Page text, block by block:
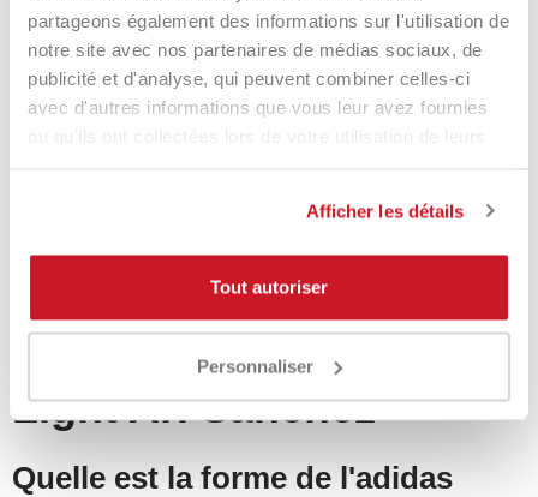
partageons également des informations sur l'utilisation de
notre site avec nos partenaires de médias sociaux, de
publicité et d'analyse, qui peuvent combiner celles-ci
avec d'autres informations que vous leur avez fournies
Afficher les détails
Tout autoriser
Personnaliser
Choisir ce modèle, c'est opter pour une raquette qui allie
légèreté, stabilité, précision et puissancedans une
configuration moderne et polyvalente. Le confort offert par la
mousse EVA Soft Performance, combiné à des technologies
raquette de padel adidascapable de
est un choix hautement technique.
FAQ - adidas Arrow Hit
Light Ari Sánchez
Quelle est la forme de l'adidas